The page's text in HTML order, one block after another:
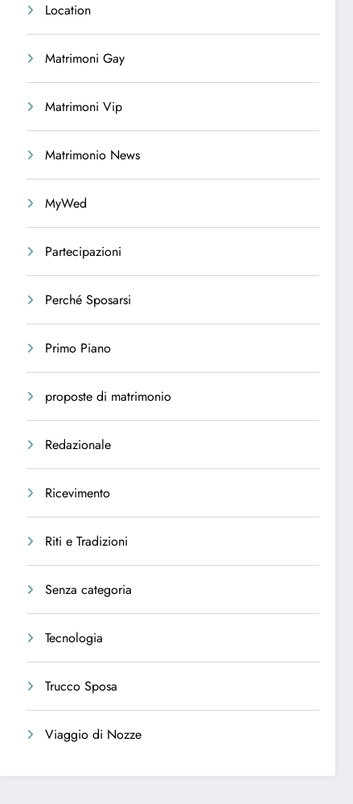
Location
Matrimoni Gay
Matrimoni Vip
Matrimonio News
MyWed
Partecipazioni
Perché Sposarsi
Primo Piano
proposte di matrimonio
Redazionale
Ricevimento
Riti e Tradizioni
Senza categoria
Tecnologia
Trucco Sposa
Viaggio di Nozze